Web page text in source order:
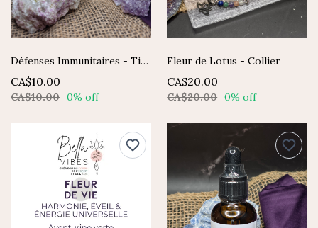
Défenses Immunitaires - Tisane
CA$10.00
CA$10.00 0% off
Fleur de Lotus - Collier
CA$20.00
CA$20.00 0% off